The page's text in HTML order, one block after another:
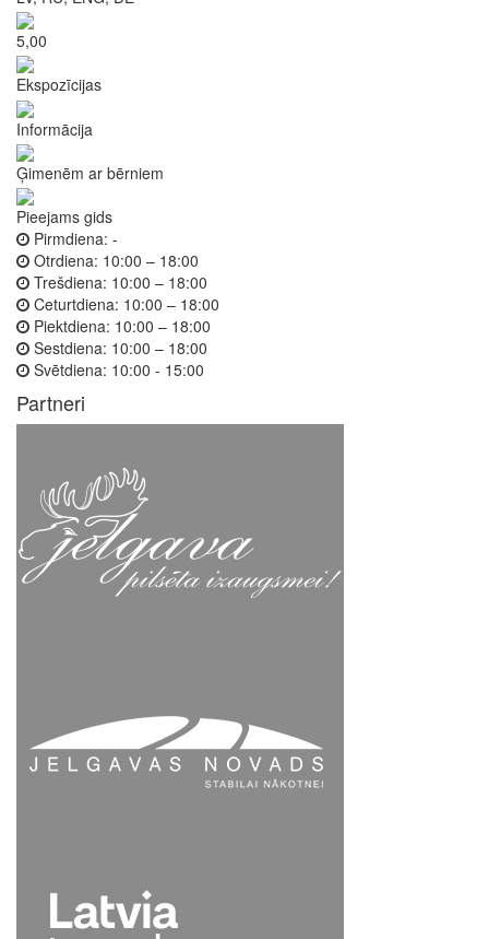
5,00
Ekspozīcijas
Informācija
Ģimenēm ar bērniem
Pieejams gids
Pirmdiena: -
Otrdiena: 10:00 – 18:00
Trešdiena: 10:00 – 18:00
Ceturtdiena: 10:00 – 18:00
Piektdiena: 10:00 – 18:00
Sestdiena: 10:00 – 18:00
Svētdiena: 10:00 - 15:00
Partneri